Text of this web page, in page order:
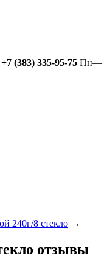
(383) 335-95-75 Пн—
240г/8 стекло →
отзывы